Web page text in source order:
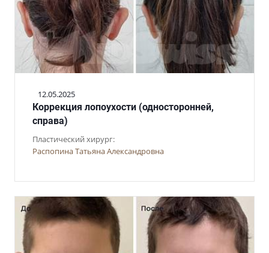
12.05.2025
Коррекция лопоухости (односторонней,
справа)
Пластический хирург:
Распопина Татьяна Александровна